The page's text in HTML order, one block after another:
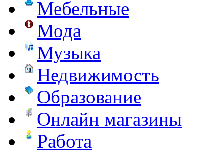
Мебельные
Мода
Музыка
Недвижимость
Образование
Онлайн магазины
Работа